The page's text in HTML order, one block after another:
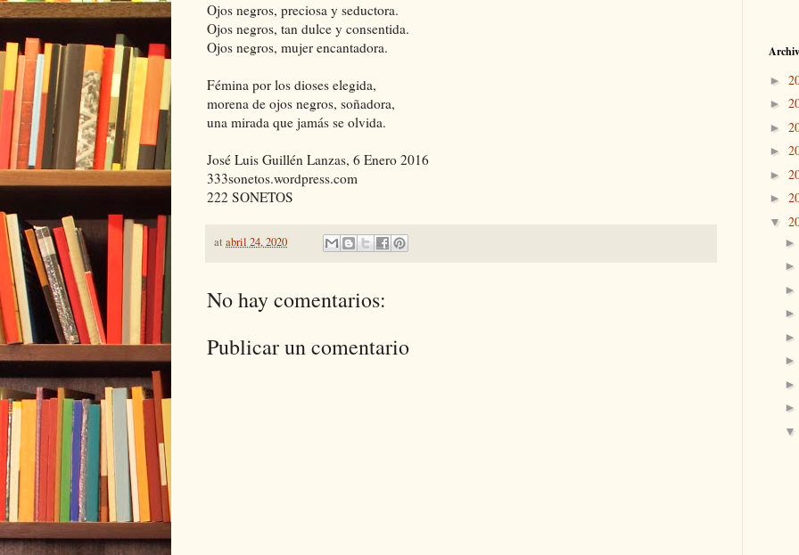
Ojos negros, preciosa y seductora.
Ojos negros, tan dulce y consentida.
Ojos negros, mujer encantadora.
Fémina por los dioses elegida,
morena de ojos negros, soñadora,
una mirada que jamás se olvida.
José Luis Guillén Lanzas, 6 Enero 2016
333sonetos.wordpress.com
222 SONETOS
at abril 24, 2020
No hay comentarios:
Publicar un comentario
►
►
►
►
►
►
▼